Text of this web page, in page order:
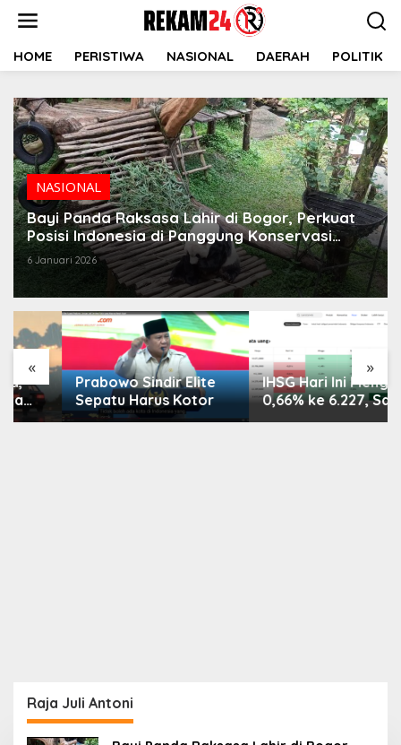
HOME PERISTIWA NASIONAL DAERAH POLITIK
NASIONAL
Bayi Panda Raksasa Lahir di Bogor, Perkuat
Posisi Indonesia di Panggung Konservasi
Global
6 Januari 2026
« »
Prabowo Sindir Elite
Sepatu Harus Kotor
IHSG Hari Ini Menguat
0,66% ke 6.227, Saham
PMII, FPNI & TIFA
Raja Juli Antoni